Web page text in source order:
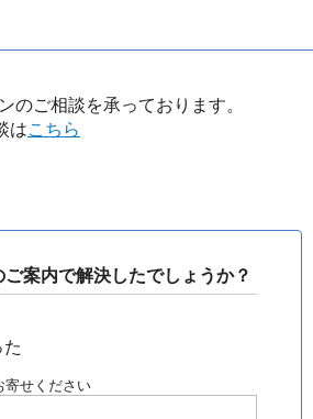
のご相談を承っております。
はこちら
案内で解決したでしょうか？
寄せください